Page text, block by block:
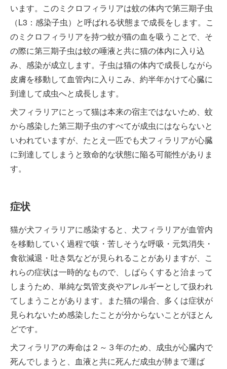
います。このミクロフィラリアは蚊の体内で第三期子虫
（L3：感染子虫）と呼ばれる状態まで成長をします。こ
のミクロフィラリアを持つ蚊が猫の血を吸うことで、そ
の際に第三期子虫は蚊の唾液と共に猫の体内に入り込
み、感染が成立します。子虫は猫の体内で成長しながら
皮膚を移動して血管内に入りこみ、約半年かけて心臓に
到達して成虫へと成長します。
犬フィラリアにとって猫は本来の宿主ではないため、蚊
から感染した第三期子虫のすべてが成虫にはならないと
いわれていますが、たとえ一匹でも犬フィラリアが心臓
に到達してしまうと致命的な状態に陥る可能性がありま
す。
症状
猫が犬フィラリアに感染すると、犬フィラリアが血管内
を移動していく過程で咳・苦しそうな呼吸・元気消失・
食欲減退・吐き気などが見られることがありますが、こ
れらの症状は一時的なもので、しばらくすると治まって
しまうため、単純な気管支炎やアレルギーとして扱われ
てしまうことがあります。また猫の場合、多くは症状が
見られないため感染したことが分からないことがほとん
どです。
犬フィラリアの寿命は２～３年のため、成虫が心臓内で
死んでしまうと、血液と共に死んだ成虫が肺まで運ば